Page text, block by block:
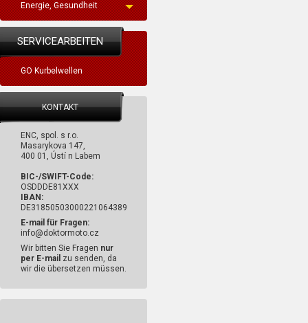
Energie, Gesundheit
SERVICEARBEITEN
GO Kurbelwellen
KONTAKT
ENC, spol. s r.o.
Masarykova 147,
400 01, Ústí n Labem
BIC-/SWIFT-Code:
OSDDDE81XXX
IBAN:
DE31850503000221064389
E-mail für Fragen:
info@doktormoto.cz
Wir bitten Sie Fragen nur
per E-mail zu senden, da
wir die übersetzen müssen.